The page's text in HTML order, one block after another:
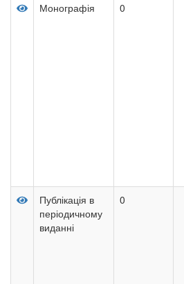
Монографія 0
Публікація в
періодичному
виданні
0